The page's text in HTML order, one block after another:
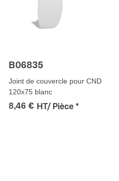
B06835
Joint de couvercle pour CND
120x75 blanc
8,46 € HT/ Pièce *